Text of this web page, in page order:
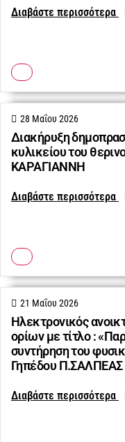
Διαβάστε περισσότερα
Διακήρυξη
κυλικείου του
ΚΑΡΑΓΙΑΝΝΗ
28 Μαΐου 2026
Διαβάστε περισσότερα
Ηλεκτρονικός
ορίων με τίτλο :
συντήρηση του
Γηπέδου Π.ΣΑΛΠΕΑΣ
21 Μαΐου 2026
Διαβάστε περισσότερα